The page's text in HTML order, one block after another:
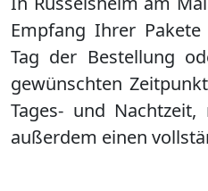
Empfang Ihrer
Tag der Bestellung
gewünschten
Tages- und
außerdem einen